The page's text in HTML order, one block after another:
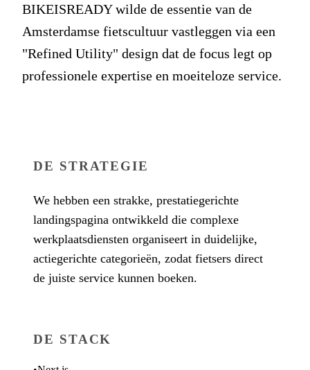
BIKEISREADY wilde de essentie van de
Amsterdamse fietscultuur vastleggen via een
"Refined Utility" design dat de focus legt op
professionele expertise en moeiteloze service.
DE STRATEGIE
We hebben een strakke, prestatiegerichte
landingspagina ontwikkeld die complexe
werkplaatsdiensten organiseert in duidelijke,
actiegerichte categorieën, zodat fietsers direct
de juiste service kunnen boeken.
DE STACK